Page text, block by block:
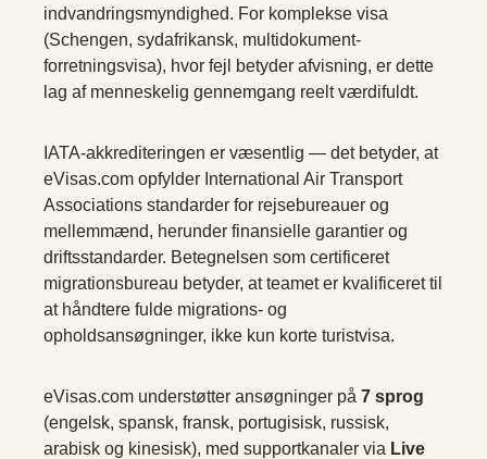
indvandringsmyndighed. For komplekse visa
(Schengen, sydafrikansk, multidokument-
forretningsvisa), hvor fejl betyder afvisning, er dette
lag af menneskelig gennemgang reelt værdifuldt.
IATA-akkrediteringen er væsentlig — det betyder, at
eVisas.com opfylder International Air Transport
Associations standarder for rejsebureauer og
mellemmænd, herunder finansielle garantier og
driftsstandarder. Betegnelsen som certificeret
migrationsbureau betyder, at teamet er kvalificeret til
at håndtere fulde migrations- og
opholdsansøgninger, ikke kun korte turistvisa.
eVisas.com understøtter ansøgninger på 7 sprog
(engelsk, spansk, fransk, portugisisk, russisk,
arabisk og kinesisk), med supportkanaler via Live